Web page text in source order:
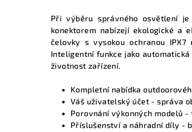
Při výběru správného osvětlení
konektorem nabízejí ekologické a
čelovky s vysokou ochranou
Inteligentní funkce jako
životnost zařízení.
Kompletní nabídka
Váš uživatelský účet - správa
Porovnání výkonných modelů -
Příslušenství a náhradní díly -